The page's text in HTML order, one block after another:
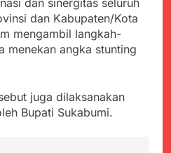
Kedekatan Kepala KUA
Pabuaran dengan Istri
Warga Mengemuka
Sekdis Pendidikan Buka
Rakor Dewan
Pendidikan Bersama
Mitra Pendidikan di
Agustus 3, 2026
Gercap Camat Arjasa
Desa Paseraman yang
Lumpuh dan Hidup
Agustus 3, 2026
Poktan Kadupugur
Laksanakan Program
dan sinergitas seluruh
dan Kabupaten/Kota
mengambil langkah-
menekan angka stunting
juga dilaksanakan
Bupati Sukabumi.